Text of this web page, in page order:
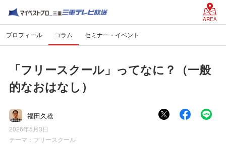
AREA
プロフィール コラム セミナー・イベント
「フリースクール」ってなに？（一般
的なおはなし）
福田久稔
2026年5月3日
テーマ： フリースクール